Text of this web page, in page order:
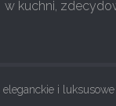
w kuchni,
i luksusowe